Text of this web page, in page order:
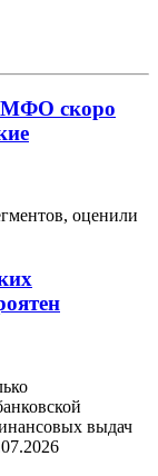
МФО скоро
оценили
выдач